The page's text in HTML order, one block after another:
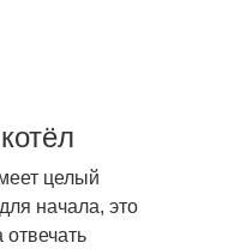
целый
начала, это